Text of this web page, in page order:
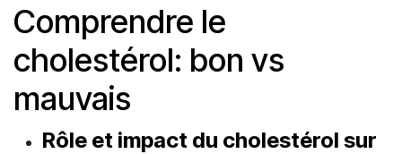
Comprendre le
cholestérol: bon vs
mauvais
Rôle et impact du cholestérol sur